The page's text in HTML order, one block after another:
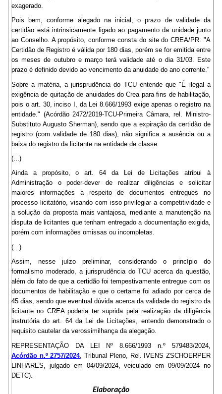
exagerado.
Pois bem, conforme alegado na inicial, o prazo de validade da
certidão está intrinsicamente ligado ao pagamento da unidade junto
ao Conselho. A propósito, conforme consta do site do CREA/PR: "A
Certidão de Registro é válida por 180 dias, porém se for emitida entre
os meses de outubro e março terá validade até o dia 31/03. Este
prazo é definido devido ao vencimento da anuidade do ano corrente."
Sobre a matéria, a jurisprudência do TCU entende que "É ilegal a
exigência de quitação de anuidades do Crea para fins de habilitação,
pois o art. 30, inciso I, da Lei 8.666/1993 exige apenas o registro na
entidade." (Acórdão 2472/2019-TCU-Primeira Câmara, rel. Ministro-
Substituto Augusto Sherman), sendo que a expiração da certidão de
registro (com validade de 180 dias), não significa a ausência ou a
baixa do registro da licitante na entidade de classe.
(...)
Ainda a propósito, o art. 64 da Lei de Licitações atribui à
Administração o poder-dever de realizar diligências e solicitar
maiores informações a respeito de documentos entregues no
processo licitatório, visando com isso privilegiar a competitividade e
a solução da proposta mais vantajosa, mediante a manutenção na
disputa de licitantes que tenham entregado a documentação exigida,
porém com informações omissas ou incompletas.
(...)
Assim, nesse juízo preliminar, considerando o princípio do
formalismo moderado, a jurisprudência do TCU acerca da questão,
além do fato de que a certidão foi tempestivamente entregue com os
documentos de habilitação e que o certame foi adiado por cerca de
45 dias, sendo que eventual dúvida acerca da validade do registro da
licitante no CREA poderia ter suprida pela realização da diligência
instrutória do art. 64 da Lei de Licitações, entendo demonstrado o
requisito cautelar da verossimilhança da alegação.
REPRESENTAÇÃO DA LEI Nº 8.666/1993 n.º 579483/2024,
Acórdão n.º 2757/2024, Tribunal Pleno, Rel. IVENS ZSCHOERPER
LINHARES, julgado em 04/09/2024, veiculado em 09/09/2024 no
DETC).
Elaboração